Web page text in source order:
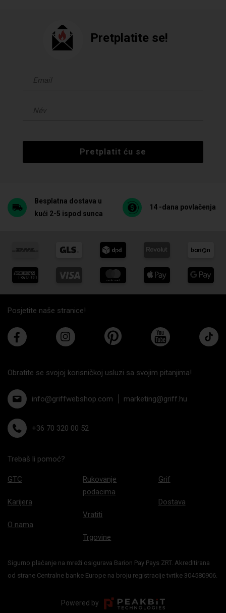
Pretplatite se!
Pretplatit ću se
Besplatna dostava u
kući 2-5 ispod sunca
14 -dana povlačenja
Posjetite naše stranice!
Obratite se svojoj korisničkoj usluzi sa svojim pitanjima!
info@griffwebshop.com marketing@griff.hu
+36 70 320 00 52
Trebaš li pomoć?
GTC
Karijera
O nama
Rukovanje
podacima
Vratiti
Trgovine
Grif
Dostava
Sigurno plaćanje na mreži osigurava Barion Pay Pays ZRT. Akreditirana
od strane Centralne banke Europe na broju registracije tvrtke 304580906.
Powered by